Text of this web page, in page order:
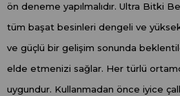
ön deneme yapılmalıdır. Ultra Bitki
tüm başat besinleri dengeli ve yüksek
ve güçlü bir gelişim sonunda
elde etmenizi sağlar. Her türlü
uygundur. Kullanmadan önce iyice